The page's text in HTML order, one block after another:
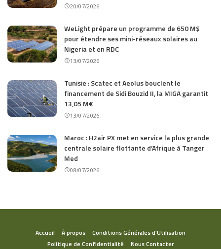
20/07/2026
WeLight prépare un programme de 650 M$
pour étendre ses mini-réseaux solaires au
Nigeria et en RDC
13/07/2026
Tunisie : Scatec et Aeolus bouclent le
financement de Sidi Bouzid II, la MIGA garantit
13,05 M€
13/07/2026
Maroc : H2air PX met en service la plus grande
centrale solaire flottante d’Afrique à Tanger
Med
08/07/2026
Accueil À propos
Conditions Générales d’Utilisation
Politique de Confidentialité
Nous Contacter